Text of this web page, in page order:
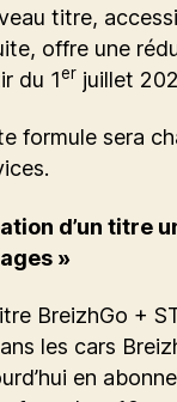
titre,
offre une
du 1erjuillet
formule sera
d’un titre
»
BreizhGo +
les cars
en